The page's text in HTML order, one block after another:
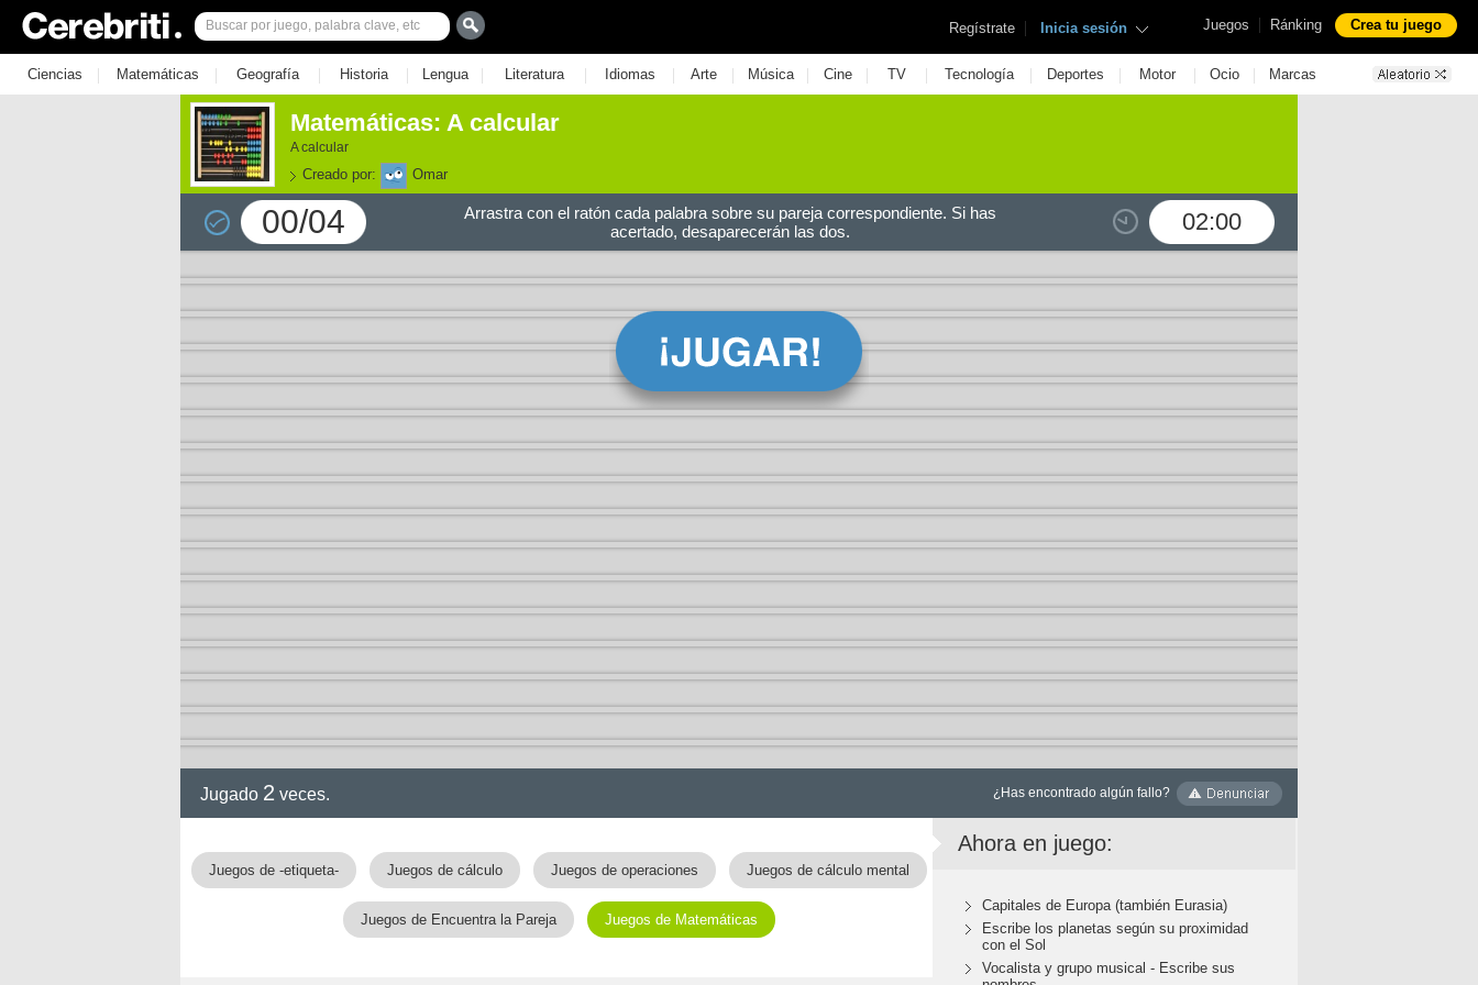
Juegos | Ránking Crea tu juego
Regístrate | Inicia sesión
Ciencias | Matemáticas | Geografía | Historia | Lengua | Literatura | Idiomas | Arte | Música | Cine | TV | Tecnología | Deportes | Motor | Ocio | Marcas
Matemáticas: A calcular
A calcular
Creado por: Omar
00/04 02:00
Arrastra con el ratón cada palabra sobre su pareja correspondiente. Si has
acertado, desaparecerán las dos.
Jugado 2 veces. ¿Has encontrado algún fallo?
Juegos de -etiqueta- Juegos de cálculo Juegos de operaciones Juegos de cálculo mental
Juegos de Encuentra la Pareja Juegos de Matemáticas
Ahora en juego:
Capitales de Europa (también Eurasia)
Escribe los planetas según su proximidad
con el Sol
Vocalista y grupo musical - Escribe sus